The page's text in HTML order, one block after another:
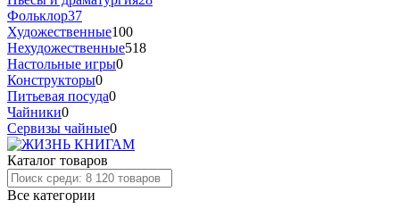
Фольклор37
Художественные100
Нехудожественные518
Настольные игры0
Конструкторы0
Питьевая посуда0
Чайники0
Сервизы чайные0
Каталог товаров
Все категории